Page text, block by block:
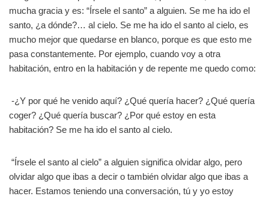
mucha gracia y es: “Írsele el santo” a alguien. Se me ha ido el
santo, ¿a dónde?… al cielo. Se me ha ido el santo al cielo, es
mucho mejor que quedarse en blanco, porque es que esto me
pasa constantemente. Por ejemplo, cuando voy a otra
habitación, entro en la habitación y de repente me quedo como:
-¿Y por qué he venido aquí? ¿Qué quería hacer? ¿Qué quería
coger? ¿Qué quería buscar? ¿Por qué estoy en esta
habitación? Se me ha ido el santo al cielo.
“Írsele el santo al cielo” a alguien significa olvidar algo, pero
olvidar algo que ibas a decir o también olvidar algo que ibas a
hacer. Estamos teniendo una conversación, tú y yo estoy